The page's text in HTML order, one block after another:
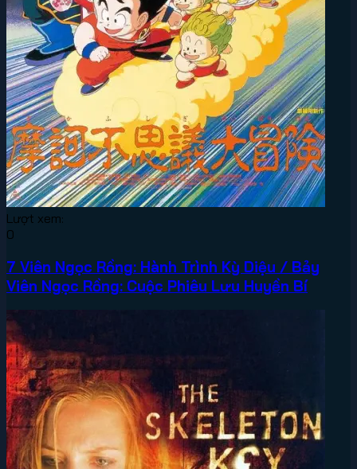
Lượt xem:
0
7 Viên Ngọc Rồng: Hành Trình Kỳ Diệu / Bảy
Viên Ngọc Rồng: Cuộc Phiêu Lưu Huyền Bí